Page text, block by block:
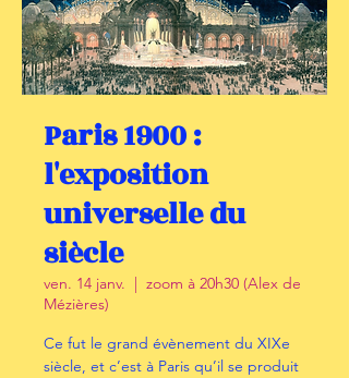
Paris 1900 :
l'exposition
universelle du
siècle
ven. 14 janv.
  |
zoom à 20h30 (Alex de
Mézières)
Ce fut le grand évènement du XIXe
siècle, et c’est à Paris qu’il se produit